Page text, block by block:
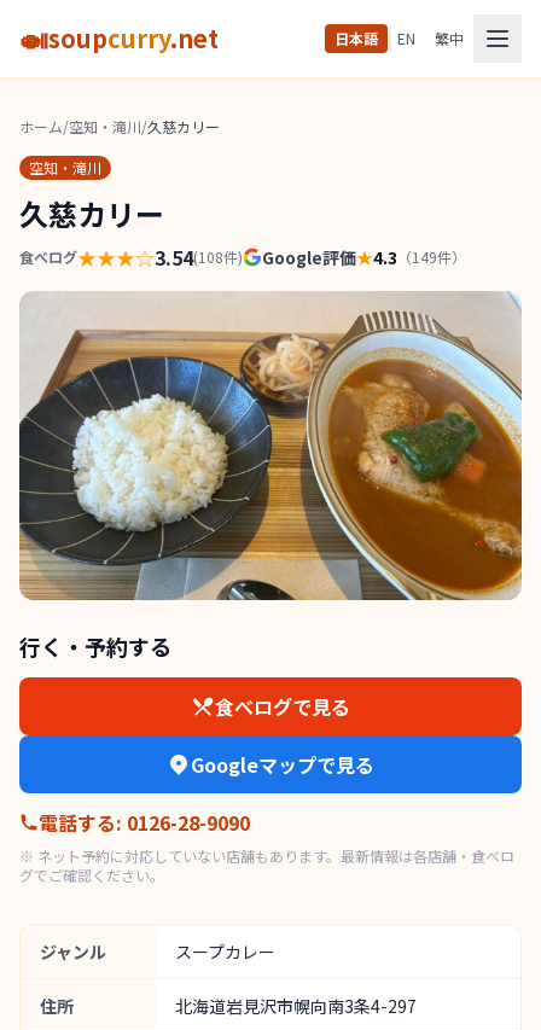
🍛soupcurry.net 日本語 EN 繁中
ホーム/空知・滝川/久慈カリー
空知・滝川
久慈カリー
食べログ★★★☆3.54(108件) Google評価★4.3 （149件）
行く・予約する
食べログで見る
Googleマップで見る
電話する: 0126-28-9090
※ ネット予約に対応していない店舗もあります。最新情報は各店舗・食べロ
グでご確認ください。
ジャンル スープカレー
住所 北海道岩見沢市幌向南3条4-297